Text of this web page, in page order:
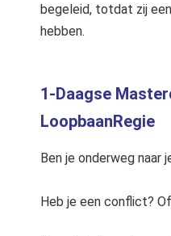
begeleid, totdat zij
hebben.
1-Daagse
LoopbaanRegie
Ben je onderweg naar
Heb je een conflict?